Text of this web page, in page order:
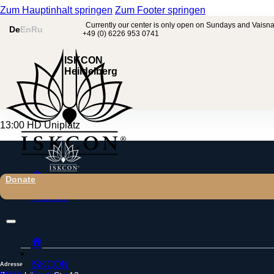
Zum Hauptinhalt springen Zum Footer springen
DeEnRu
Currently our center is only open on Sundays and
+49 (0) 6226 953 0741
ISKCON
Heildelberg
Home
ISKCON
Tradition
ISKCON
13:00 HD Uniplatz
Donate
Adresse